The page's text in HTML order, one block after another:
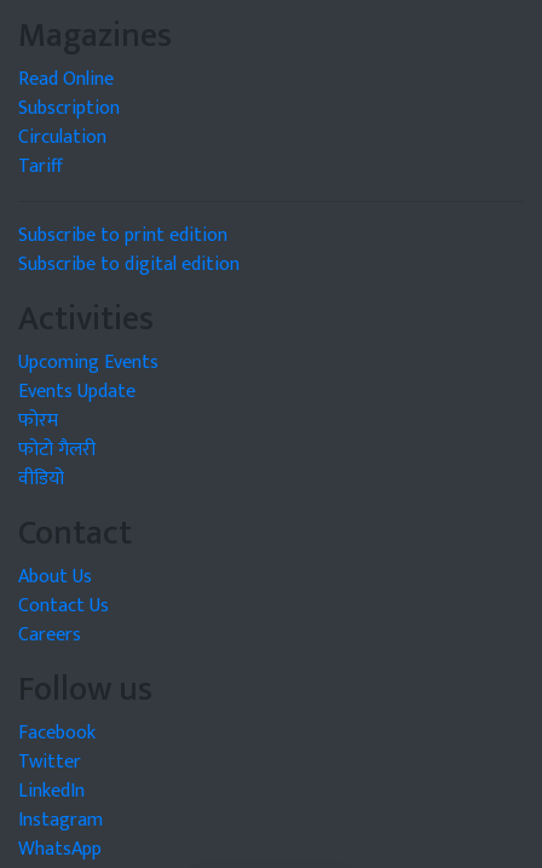
Magazines
Read Online
Subscription
Circulation
Tariff
Subscribe to print edition
Subscribe to digital edition
Activities
Upcoming Events
Events Update
फोरम
फोटो गैलरी
वीडियो
Contact
About Us
Contact Us
Careers
Follow us
Facebook
Twitter
LinkedIn
Instagram
WhatsApp